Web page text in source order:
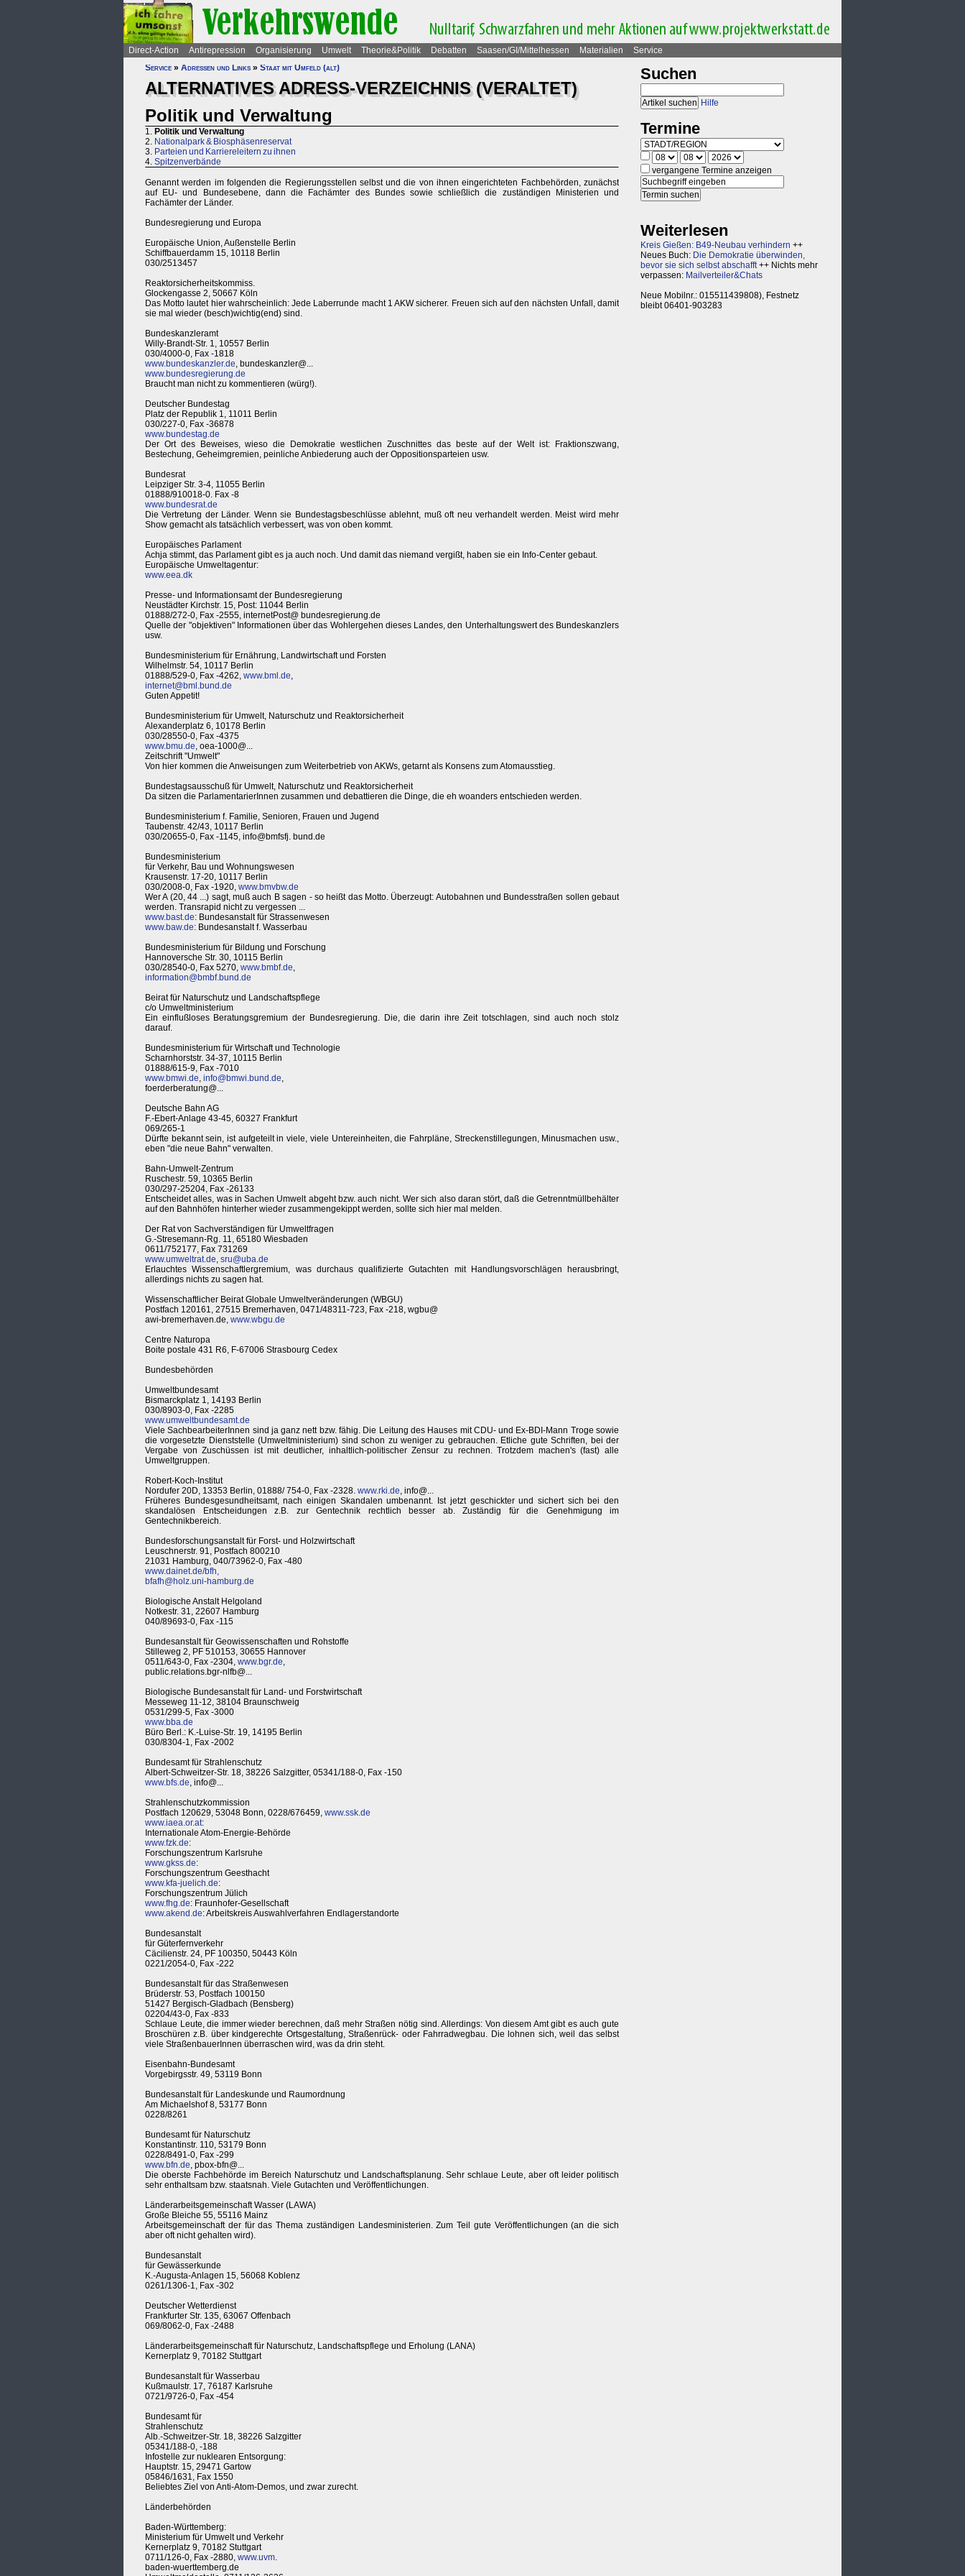
Direct-Action Antirepression Organisierung Umwelt Theorie&Politik Debatten Saasen/GI/Mittelhessen Materialien
Service
Service » Adressen und Links » Staat mit Umfeld (alt)
ALTERNATIVES ADRESS-VERZEICHNIS (VERALTET)
Politik und Verwaltung
1. Politik und Verwaltung
2. Nationalpark & Biosphäsenreservat
3. Parteien und Karriereleitern zu ihnen
4. Spitzenverbände
Genannt werden im folgenden die Regierungsstellen selbst und die von ihnen eingerichteten Fachbehörden, zunächst
auf EU- und Bundesebene, dann die Fachämter des Bundes sowie schließlich die zuständigen Ministerien und
Fachämter der Länder.
Bundesregierung und Europa
Europäische Union, Außenstelle Berlin
Schiffbauerdamm 15, 10118 Berlin
030/2513457
Reaktorsicherheitskommiss.
Glockengasse 2, 50667 Köln
Das Motto lautet hier wahrscheinlich: Jede Laberrunde macht 1 AKW sicherer. Freuen sich auf den nächsten Unfall, damit
sie mal wieder (besch)wichtig(end) sind.
Bundeskanzleramt
Willy-Brandt-Str. 1, 10557 Berlin
030/4000-0, Fax -1818
www.bundeskanzler.de, bundeskanzler@...
www.bundesregierung.de
Braucht man nicht zu kommentieren (würg!).
Deutscher Bundestag
Platz der Republik 1, 11011 Berlin
030/227-0, Fax -36878
www.bundestag.de
Der Ort des Beweises, wieso die Demokratie westlichen Zuschnittes das beste auf der Welt ist: Fraktionszwang,
Bestechung, Geheimgremien, peinliche Anbiederung auch der Oppositionsparteien usw.
Bundesrat
Leipziger Str. 3-4, 11055 Berlin
01888/910018-0. Fax -8
www.bundesrat.de
Die Vertretung der Länder. Wenn sie Bundestagsbeschlüsse ablehnt, muß oft neu verhandelt werden. Meist wird mehr
Show gemacht als tatsächlich verbessert, was von oben kommt.
Europäisches Parlament
Achja stimmt, das Parlament gibt es ja auch noch. Und damit das niemand vergißt, haben sie ein Info-Center gebaut.
Europäische Umweltagentur:
www.eea.dk
Presse- und Informationsamt der Bundesregierung
Neustädter Kirchstr. 15, Post: 11044 Berlin
01888/272-0, Fax -2555, internetPost@ bundesregierung.de
Quelle der "objektiven" Informationen über das Wohlergehen dieses Landes, den Unterhaltungswert des Bundeskanzlers
usw.
Bundesministerium für Ernährung, Landwirtschaft und Forsten
Wilhelmstr. 54, 10117 Berlin
01888/529-0, Fax -4262, www.bml.de,
internet@bml.bund.de
Guten Appetit!
Bundesministerium für Umwelt, Naturschutz und Reaktorsicherheit
Alexanderplatz 6, 10178 Berlin
030/28550-0, Fax -4375
www.bmu.de, oea-1000@...
Zeitschrift "Umwelt"
Von hier kommen die Anweisungen zum Weiterbetrieb von AKWs, getarnt als Konsens zum Atomausstieg.
Bundestagsausschuß für Umwelt, Naturschutz und Reaktorsicherheit
Da sitzen die ParlamentarierInnen zusammen und debattieren die Dinge, die eh woanders entschieden werden.
Bundesministerium f. Familie, Senioren, Frauen und Jugend
Taubenstr. 42/43, 10117 Berlin
030/20655-0, Fax -1145, info@bmfsfj. bund.de
Bundesministerium
für Verkehr, Bau und Wohnungswesen
Krausenstr. 17-20, 10117 Berlin
030/2008-0, Fax -1920, www.bmvbw.de
Wer A (20, 44 ...) sagt, muß auch B sagen - so heißt das Motto. Überzeugt: Autobahnen und Bundesstraßen sollen gebaut
werden. Transrapid nicht zu vergessen ...
www.bast.de: Bundesanstalt für Strassenwesen
www.baw.de: Bundesanstalt f. Wasserbau
Bundesministerium für Bildung und Forschung
Hannoversche Str. 30, 10115 Berlin
030/28540-0, Fax 5270, www.bmbf.de,
information@bmbf.bund.de
Beirat für Naturschutz und Landschaftspflege
c/o Umweltministerium
Ein einflußloses Beratungsgremium der Bundesregierung. Die, die darin ihre Zeit totschlagen, sind auch noch stolz
darauf.
Bundesministerium für Wirtschaft und Technologie
Scharnhorststr. 34-37, 10115 Berlin
01888/615-9, Fax -7010
www.bmwi.de, info@bmwi.bund.de,
foerderberatung@...
Deutsche Bahn AG
F.-Ebert-Anlage 43-45, 60327 Frankfurt
069/265-1
Dürfte bekannt sein, ist aufgeteilt in viele, viele Untereinheiten, die Fahrpläne, Streckenstillegungen, Minusmachen usw.,
eben "die neue Bahn" verwalten.
Bahn-Umwelt-Zentrum
Ruschestr. 59, 10365 Berlin
030/297-25204, Fax -26133
Entscheidet alles, was in Sachen Umwelt abgeht bzw. auch nicht. Wer sich also daran stört, daß die Getrenntmüllbehälter
auf den Bahnhöfen hinterher wieder zusammengekippt werden, sollte sich hier mal melden.
Der Rat von Sachverständigen für Umweltfragen
G.-Stresemann-Rg. 11, 65180 Wiesbaden
0611/752177, Fax 731269
www.umweltrat.de, sru@uba.de
Erlauchtes Wissenschaftlergremium, was durchaus qualifizierte Gutachten mit Handlungsvorschlägen herausbringt,
allerdings nichts zu sagen hat.
Wissenschaftlicher Beirat Globale Umweltveränderungen (WBGU)
Postfach 120161, 27515 Bremerhaven, 0471/48311-723, Fax -218, wgbu@
awi-bremerhaven.de, www.wbgu.de
Centre Naturopa
Boite postale 431 R6, F-67006 Strasbourg Cedex
Bundesbehörden
Umweltbundesamt
Bismarckplatz 1, 14193 Berlin
030/8903-0, Fax -2285
www.umweltbundesamt.de
Viele SachbearbeiterInnen sind ja ganz nett bzw. fähig. Die Leitung des Hauses mit CDU- und Ex-BDI-Mann Troge sowie
die vorgesetzte Dienststelle (Umweltministerium) sind schon zu weniger zu gebrauchen. Etliche gute Schriften, bei der
Vergabe von Zuschüssen ist mit deutlicher, inhaltlich-politischer Zensur zu rechnen. Trotzdem machen's (fast) alle
Umweltgruppen.
Robert-Koch-Institut
Nordufer 20D, 13353 Berlin, 01888/ 754-0, Fax -2328. www.rki.de, info@...
Früheres Bundesgesundheitsamt, nach einigen Skandalen umbenannt. Ist jetzt geschickter und sichert sich bei den
skandalösen Entscheidungen z.B. zur Gentechnik rechtlich besser ab. Zuständig für die Genehmigung im
Gentechnikbereich.
Bundesforschungsanstalt für Forst- und Holzwirtschaft
Leuschnerstr. 91, Postfach 800210
21031 Hamburg, 040/73962-0, Fax -480
www.dainet.de/bfh,
bfafh@holz.uni-hamburg.de
Biologische Anstalt Helgoland
Notkestr. 31, 22607 Hamburg
040/89693-0, Fax -115
Bundesanstalt für Geowissenschaften und Rohstoffe
Stilleweg 2, PF 510153, 30655 Hannover
0511/643-0, Fax -2304, www.bgr.de,
public.relations.bgr-nlfb@...
Biologische Bundesanstalt für Land- und Forstwirtschaft
Messeweg 11-12, 38104 Braunschweig
0531/299-5, Fax -3000
www.bba.de
Büro Berl.: K.-Luise-Str. 19, 14195 Berlin
030/8304-1, Fax -2002
Bundesamt für Strahlenschutz
Albert-Schweitzer-Str. 18, 38226 Salzgitter, 05341/188-0, Fax -150
www.bfs.de, info@...
Strahlenschutzkommission
Postfach 120629, 53048 Bonn, 0228/676459, www.ssk.de
www.iaea.or.at:
Internationale Atom-Energie-Behörde
www.fzk.de:
Forschungszentrum Karlsruhe
www.gkss.de:
Forschungszentrum Geesthacht
www.kfa-juelich.de:
Forschungszentrum Jülich
www.fhg.de: Fraunhofer-Gesellschaft
www.akend.de: Arbeitskreis Auswahlverfahren Endlagerstandorte
Bundesanstalt
für Güterfernverkehr
Cäcilienstr. 24, PF 100350, 50443 Köln
0221/2054-0, Fax -222
Bundesanstalt für das Straßenwesen
Brüderstr. 53, Postfach 100150
51427 Bergisch-Gladbach (Bensberg)
02204/43-0, Fax -833
Schlaue Leute, die immer wieder berechnen, daß mehr Straßen nötig sind. Allerdings: Von diesem Amt gibt es auch gute
Broschüren z.B. über kindgerechte Ortsgestaltung, Straßenrück- oder Fahrradwegbau. Die lohnen sich, weil das selbst
viele StraßenbauerInnen überraschen wird, was da drin steht.
Eisenbahn-Bundesamt
Vorgebirgsstr. 49, 53119 Bonn
Bundesanstalt für Landeskunde und Raumordnung
Am Michaelshof 8, 53177 Bonn
0228/8261
Bundesamt für Naturschutz
Konstantinstr. 110, 53179 Bonn
0228/8491-0, Fax -299
www.bfn.de, pbox-bfn@...
Die oberste Fachbehörde im Bereich Naturschutz und Landschaftsplanung. Sehr schlaue Leute, aber oft leider politisch
sehr enthaltsam bzw. staatsnah. Viele Gutachten und Veröffentlichungen.
Länderarbeitsgemeinschaft Wasser (LAWA)
Große Bleiche 55, 55116 Mainz
Arbeitsgemeinschaft der für das Thema zuständigen Landesministerien. Zum Teil gute Veröffentlichungen (an die sich
aber oft nicht gehalten wird).
Bundesanstalt
für Gewässerkunde
K.-Augusta-Anlagen 15, 56068 Koblenz
0261/1306-1, Fax -302
Deutscher Wetterdienst
Frankfurter Str. 135, 63067 Offenbach
069/8062-0, Fax -2488
Länderarbeitsgemeinschaft für Naturschutz, Landschaftspflege und Erholung (LANA)
Kernerplatz 9, 70182 Stuttgart
Bundesanstalt für Wasserbau
Kußmaulstr. 17, 76187 Karlsruhe
0721/9726-0, Fax -454
Bundesamt für
Strahlenschutz
Alb.-Schweitzer-Str. 18, 38226 Salzgitter
05341/188-0, -188
Infostelle zur nuklearen Entsorgung:
Hauptstr. 15, 29471 Gartow
05846/1631, Fax 1550
Beliebtes Ziel von Anti-Atom-Demos, und zwar zurecht.
Länderbehörden
Baden-Württemberg:
Ministerium für Umwelt und Verkehr
Kernerplatz 9, 70182 Stuttgart
0711/126-0, Fax -2880, www.uvm.
baden-wuerttemberg.de
Suchen
Hilfe
Termine
vergangene Termine anzeigen
Weiterlesen
Kreis Gießen: B49-Neubau verhindern ++
Neues Buch: Die Demokratie überwinden,
bevor sie sich selbst abschafft++ Nichts mehr
verpassen: Mailverteiler&Chats
Neue Mobilnr.: 015511439808), Festnetz
bleibt 06401-903283